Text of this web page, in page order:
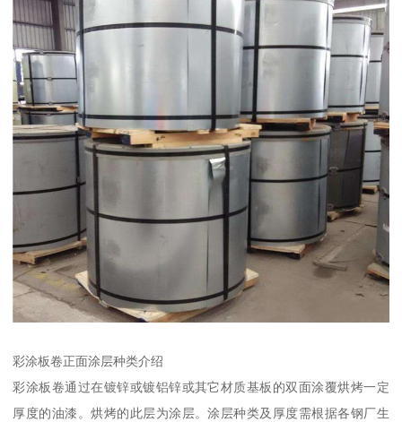
彩涂板卷正面涂层种类介绍
彩涂板卷通过在镀锌或镀铝锌或其它材质基板的双面涂覆烘烤一定
厚度的油漆。烘烤的此层为涂层。涂层种类及厚度需根据各钢厂生